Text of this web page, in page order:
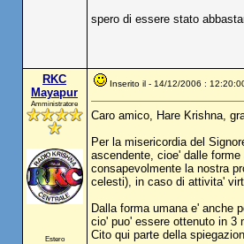
spero di essere stato
RKC
Mayapur
Amministratore
Estero
Inserito il - 14/12/2006 :
Caro amico, Hare Krishna,
Per la misericordia del
ascendente, cioe' dalle
consapevolmente la nostra
celesti), in caso di attivita'
Dalla forma umana e' anche
cio' puo' essere ottenuto in 3
Cito qui parte della